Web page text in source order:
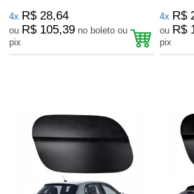
4x R$ 28,64
ou R$ 105,39 no boleto ou
pix
4x R$
ou R$
pix